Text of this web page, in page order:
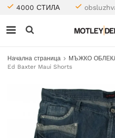
4000 СТИЛА
Начална страница МЪЖКО
Ed Baxter Maui Shorts